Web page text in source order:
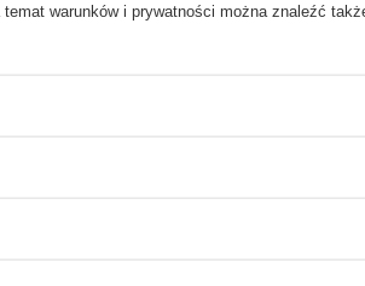
warunków i prywatności można znaleźć